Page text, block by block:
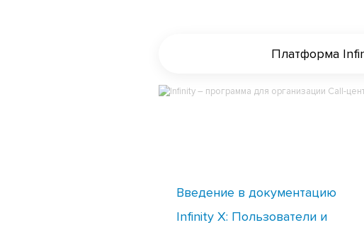
Платформа
Введение в документацию
Infinity X: Пользователи и